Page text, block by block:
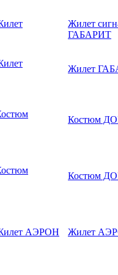
Жилет
ГАБАРИТ
Жилет
Костюм
Костюм
Жилет